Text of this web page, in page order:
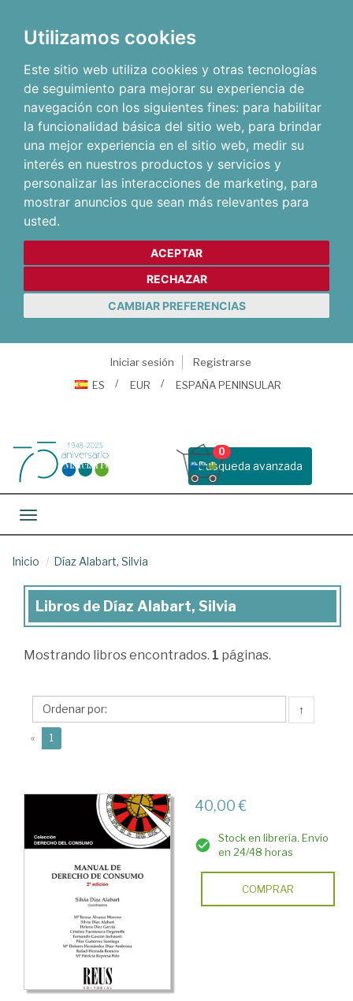
Utilizamos cookies
Este sitio web utiliza cookies y otras tecnologías
de seguimiento para mejorar su experiencia de
navegación con los siguientes fines: para habilitar
la funcionalidad básica del sitio web, para brindar
una mejor experiencia en el sitio web, medir su
interés en nuestros productos y servicios y
personalizar las interacciones de marketing, para
mostrar anuncios que sean más relevantes para
usted.
ACEPTAR
RECHAZAR
CAMBIAR PREFERENCIAS
Iniciar sesión
Registrarse
ES
EUR ESPAÑA PENINSULAR
Busqueda avanzada
0
Toggle navigation
Inicio Díaz Alabart, Silvia
Libros
Díaz
Silvia
Libros de Díaz Alabart, Silvia
Mostrando libros encontrados. 1 páginas.
↑
« 1
40,00 €
Stock en librería. Envío
en 24/48 horas
COMPRAR